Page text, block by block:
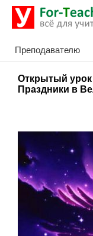
Преподавателю
Открытый урок
Праздники в